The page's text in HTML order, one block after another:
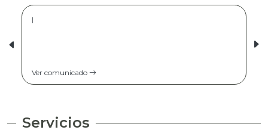
|
Ver comunicado
Servicios